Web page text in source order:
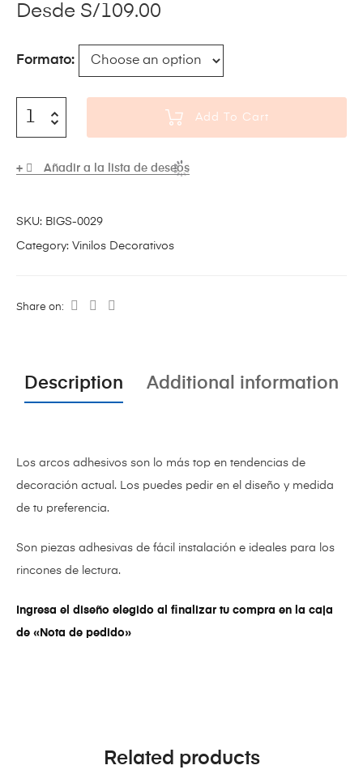
Desde S/109.00
Formato
Add To Cart
Añadir a la lista de deseos
SKU: BIGS-0029
Category: Vinilos Decorativos
Share on:
Description Additional information
Los arcos adhesivos son lo más top en tendencias de
decoración actual. Los puedes pedir en el diseño y medida
de tu preferencia.
Son piezas adhesivas de fácil instalación e ideales para los
rincones de lectura.
Ingresa el diseño elegido al finalizar tu compra en la caja
de «Nota de pedido»
Related products